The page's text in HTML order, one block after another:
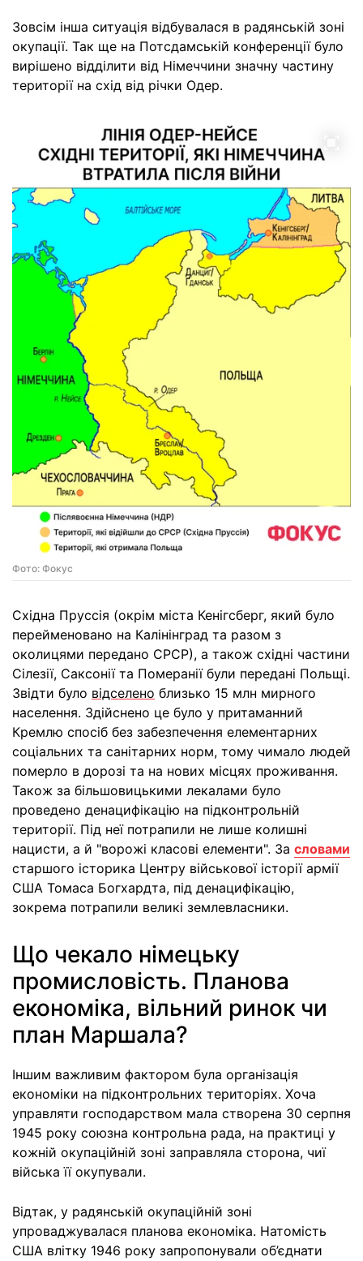
Зовсім інша ситуація відбувалася в радянській зоні
окупації. Так ще на Потсдамській конференції було
вирішено відділити від Німеччини значну частину
території на схід від річки Одер.
Фото: Фокус
Східна Пруссія (окрім міста Кенігсберг, який було
перейменовано на Калінінград та разом з
околицями передано СРСР), а також східні частини
Сілезії, Саксонії та Померанії були передані Польщі.
Звідти було відселено близько 15 млн мирного
населення. Здійснено це було у притаманний
Кремлю спосіб без забезпечення елементарних
соціальних та санітарних норм, тому чимало людей
померло в дорозі та на нових місцях проживання.
Також за більшовицькими лекалами було
проведено денацифікацію на підконтрольній
території. Під неї потрапили не лише колишні
нацисти, а й "ворожі класові елементи". За словами
старшого історика Центру військової історії армії
США Томаса Богхардта, під денацифікацію,
зокрема потрапили великі землевласники.
Що чекало нiмецьку
промисловiсть. Планова
економіка, вільний ринок чи
план Маршала?
Іншим важливим фактором була організація
економіки на підконтрольних територіях. Хоча
управляти господарством мала створена 30 серпня
1945 року союзна контрольна рада, на практиці у
кожній окупаційній зоні заправляла сторона, чиї
війська її окупували.
Відтак, у радянській окупаційній зоні
упроваджувалася планова економіка. Натомість
США влітку 1946 року запропонували об’єднати